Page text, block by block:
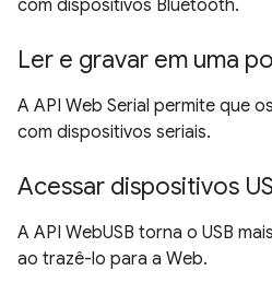
com dispositivos Bluetooth.
Ler e gravar em uma
A API Web Serial permite que
com dispositivos seriais.
Acessar dispositivos
A API WebUSB torna o USB
ao trazê-lo para a Web.